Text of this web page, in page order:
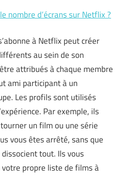
nombre d’écrans sur Netflix ?
à Netflix peut créer
au sein de son
attribués à chaque membre
ami participant à un
Les profils sont utilisés
Par exemple, ils
un film ou une série
vous êtes arrêté, sans que
tout. Ils vous
propre liste de films à